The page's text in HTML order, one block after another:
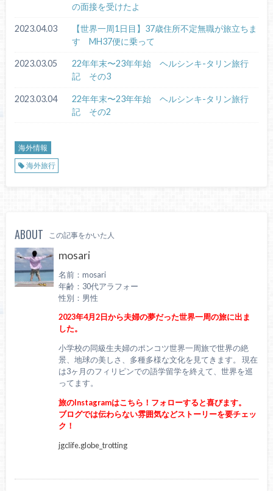
の面接を受けたよ
2023.04.03
【世界一周1日目】37歳住所不定無職が旅立ちま
す MH37便に乗って
2023.03.05
22年年末〜23年年始 ヘルシンキ-タリン旅行
記 その3
2023.03.04
22年年末〜23年年始 ヘルシンキ-タリン旅行
記 その2
海外情報
海外旅行
ABOUT この記事をかいた人
mosari
名前：mosari
年齢：30代アラフォー
性別：男性
2023年4月2日から夫婦の夢だった世界一周の旅に出ま
した。
小学校の同級生夫婦のポンコツ世界一周旅で世界の絶
景、地球の美しさ、多種多様な文化を見てきます。 現在
は3ヶ月のフィリピンでの語学留学を終えて、世界を巡
ってます。
旅のInstagramはこちら！フォローすると喜びます。
ブログでは伝わらない雰囲気などストーリーを要チェッ
ク！
jgclife.globe_trotting